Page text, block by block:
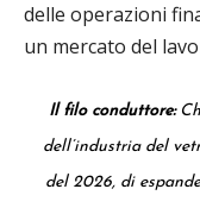
delle operazioni
un mercato del
Il filo conduttore:
dell’industria del
del 2026, di